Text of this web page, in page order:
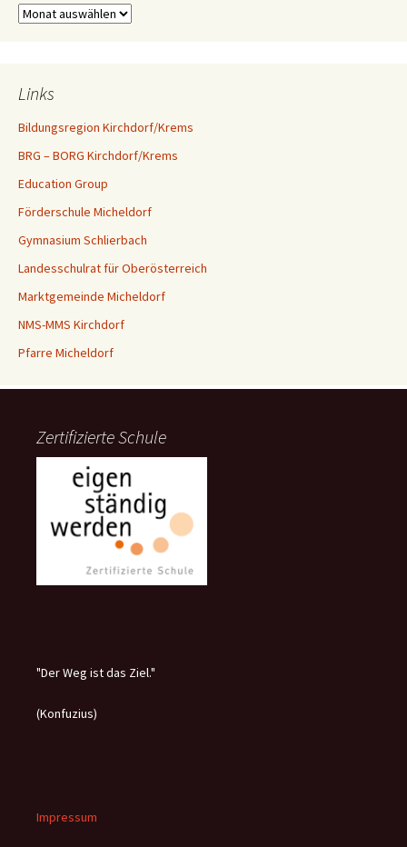
Archiv
Links
Bildungsregion Kirchdorf/Krems
BRG – BORG Kirchdorf/Krems
Education Group
Förderschule Micheldorf
Gymnasium Schlierbach
Landesschulrat für Oberösterreich
Marktgemeinde Micheldorf
NMS-MMS Kirchdorf
Pfarre Micheldorf
Zertifizierte Schule
"Der Weg ist das Ziel."
(Konfuzius)
Impressum